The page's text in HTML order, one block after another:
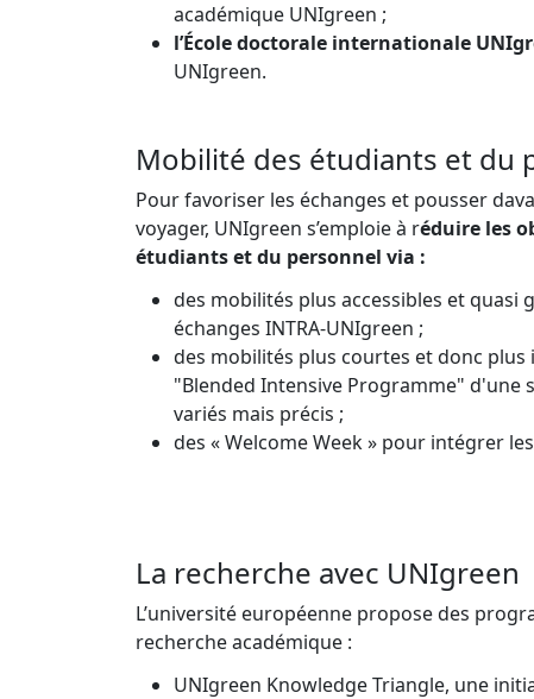
académique UNIgreen ;
l’École doctorale internationale
UNIgreen.
Mobilité des étudiants et du
Pour favoriser les échanges et pousser
voyager, UNIgreen s’emploie à réduire les
étudiants et du personnel via :
des mobilités plus accessibles et quasi
échanges INTRA-UNIgreen ;
des mobilités plus courtes et donc plus
"Blended Intensive Programme" d'une
variés mais précis ;
des « Welcome Week » pour intégrer
La recherche avec UNIgreen
L’université européenne propose des
recherche académique :
UNIgreen Knowledge Triangle, une